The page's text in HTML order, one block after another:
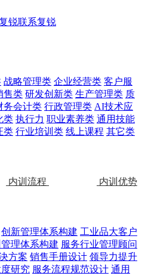
锐联系复锐
战略管理类 企业经营类 客户服
售类 研发创新类 生产管理类 质
务会计类 行政管理类 AI技术应
类 执行力 职业素养类 通用技能
类 行业培训类 线上课程 其它类
内训流程
内训优势
创新管理体系构建 工业品大客户
理体系构建 服务行业管理顾问
方案 销售手册设计 领导力提升
研究 服务流程规范设计 通用